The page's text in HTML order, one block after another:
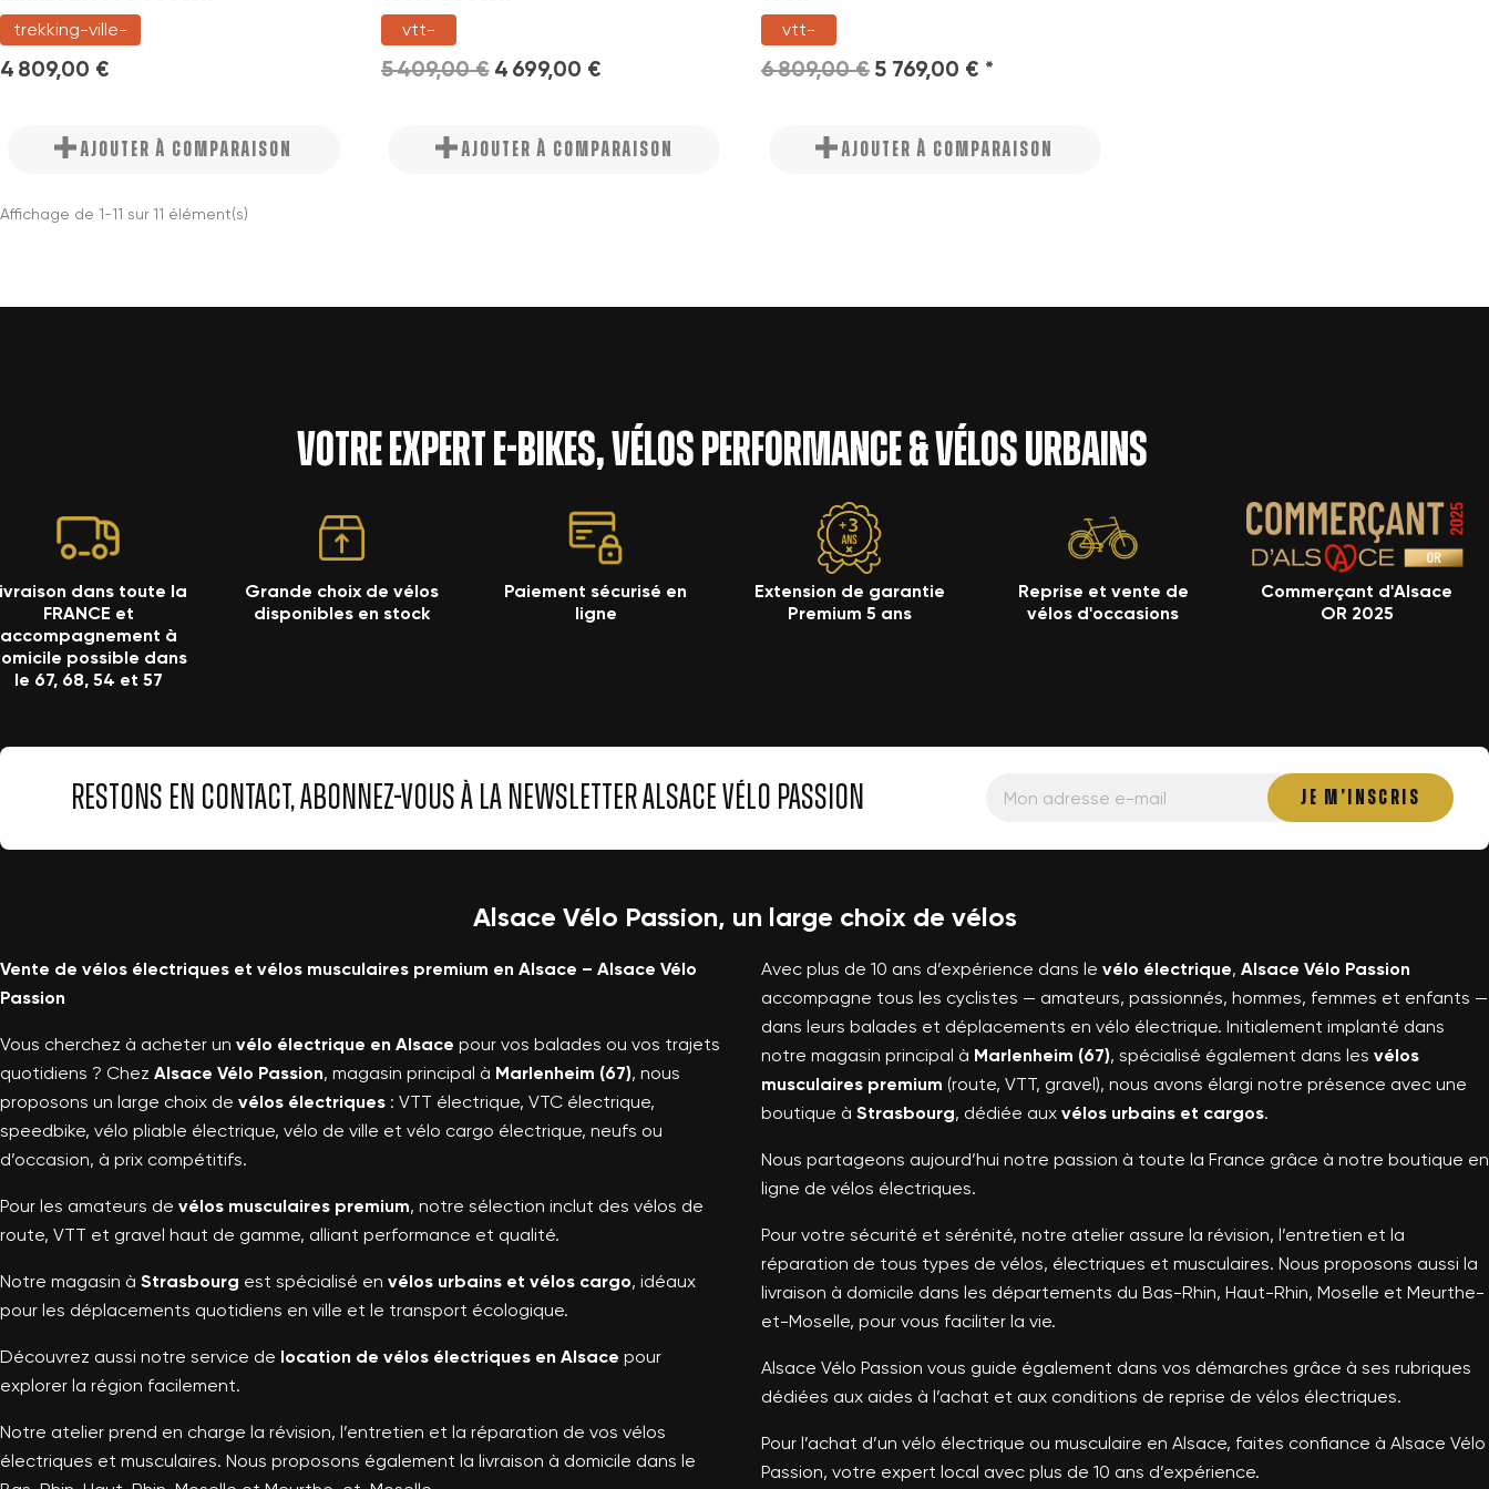
trekking-ville-
4 809,00 €
AJOUTER À COMPARAISON
vtt-
5 409,00 € 4 699,00 €
AJOUTER À COMPARAISON
vtt-
6 809,00 € 5 769,00 € *
AJOUTER À COMPARAISON
Affichage de 1-11 sur 11 élément(s)
Votre expert e-bikes, vélos performance & vélos urbains
dans toute la
FRANCE et
accompagnement à
possible dans
le 67, 68, 54 et 57
Grande choix de vélos
disponibles en stock
Paiement sécurisé en
ligne
Extension de garantie
Premium 5 ans
Reprise et vente de
vélos d'occasions
Commerçant d'Alsace
OR 2025
RESTONS EN CONTACT, ABONNEZ-VOUS À LA NEWSLETTER ALSACE VÉLO PASSION
Alsace Vélo Passion, un large choix de vélos
Vente de vélos électriques et vélos musculaires premium en Alsace – Alsace Vélo
Passion
Vous cherchez à acheter un vélo électrique en Alsace pour vos balades ou vos trajets
quotidiens ? Chez Alsace Vélo Passion, magasin principal à Marlenheim (67), nous
proposons un large choix de vélos électriques : VTT électrique, VTC électrique,
speedbike, vélo pliable électrique, vélo de ville et vélo cargo électrique, neufs ou
d’occasion, à prix compétitifs.
Pour les amateurs de vélos musculaires premium, notre sélection inclut des vélos de
route, VTT et gravel haut de gamme, alliant performance et qualité.
Notre magasin à Strasbourg est spécialisé en vélos urbains et vélos cargo, idéaux
pour les déplacements quotidiens en ville et le transport écologique.
Découvrez aussi notre service de location de vélos électriques en Alsace pour
explorer la région facilement.
Notre atelier prend en charge la révision, l’entretien et la réparation de vos vélos
électriques et musculaires. Nous proposons également la livraison à domicile dans le
Avec plus de 10 ans d’expérience dans le vélo électrique, Alsace Vélo Passion
accompagne tous les cyclistes — amateurs, passionnés, hommes, femmes et enfants —
dans leurs balades et déplacements en vélo électrique. Initialement implanté dans
notre magasin principal à Marlenheim (67), spécialisé également dans les vélos
musculaires premium (route, VTT, gravel), nous avons élargi notre présence avec une
boutique à Strasbourg, dédiée aux vélos urbains et cargos.
Nous partageons aujourd’hui notre passion à toute la France grâce à notre boutique en
ligne de vélos électriques.
Pour votre sécurité et sérénité, notre atelier assure la révision, l’entretien et la
réparation de tous types de vélos, électriques et musculaires. Nous proposons aussi la
livraison à domicile dans les départements du Bas-Rhin, Haut-Rhin, Moselle et Meurthe-
et-Moselle, pour vous faciliter la vie.
Alsace Vélo Passion vous guide également dans vos démarches grâce à ses rubriques
dédiées aux aides à l’achat et aux conditions de reprise de vélos électriques.
Pour l’achat d’un vélo électrique ou musculaire en Alsace, faites confiance à Alsace Vélo
Passion, votre expert local avec plus de 10 ans d’expérience.